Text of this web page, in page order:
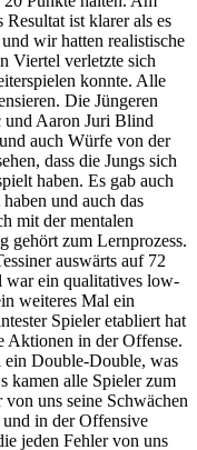
ist klarer als es
wir hatten realistische
Viertel verletzte sich
konnte. Alle
Die Jüngeren
Aaron Juri Blind
auch Würfe von der
dass die Jungs sich
haben. Es gab auch
und auch das
mit der mentalen
gehört zum Lernprozess.
auswärts auf 72
war ein qualitatives low-
weiteres Mal ein
Spieler etabliert hat
Aktionen in der Offense.
ein Double-Double, was
kamen alle Spieler zum
uns seine Schwächen
und in der Offensive
jeden Fehler von uns